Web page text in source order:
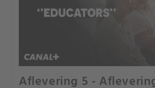
Aflevering 5 -